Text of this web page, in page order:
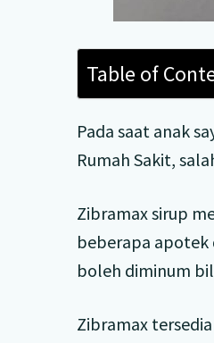
Table of
Pada saat anak
Rumah Sakit,
Zibramax sirup
beberapa apotek
boleh diminum
Zibramax